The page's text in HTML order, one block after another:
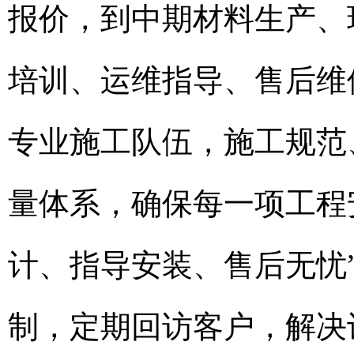
报价，到中期材料生产
培训、运维指导、售后
专业施工队伍，施工规
量体系，确保每一项工
计、指导安装、售后无
制，定期回访客户，解